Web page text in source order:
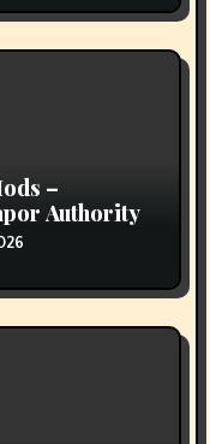
–
Authority